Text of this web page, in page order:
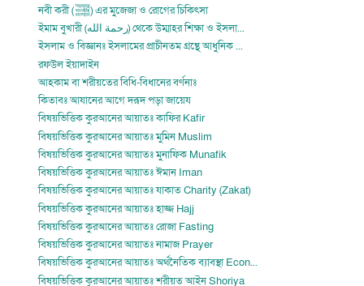
নবী করী (ﷺ) এর মুজেজা ও রোগের চিকিৎসা
ইমাম বুখারী (رحمة الله) থেকে উম্মাহর শিক্ষা ও ইসলা...
ইসলাম ও বিজ্ঞানঃ ইসলামের প্রাচীনতম গ্রন্থে আধুনিক ...
রফউল ইয়াদাইন
আহকাম বা শরীয়তের বিধি-বিধানের বর্ণনাঃ
কিতাবঃ আযানের আগে দরূদ পড়া জায়েয
বিষয়ভিত্তিক কুরআনের আয়াতঃ কাফির Kafir
বিষয়ভিত্তিক কুরআনের আয়াতঃ মুমিন Muslim
বিষয়ভিত্তিক কুরআনের আয়াতঃ মুনাফিক Munafik
বিষয়ভিত্তিক কুরআনের আয়াতঃ ঈমান Iman
বিষয়ভিত্তিক কুরআনের আয়াতঃ যাকাত Charity (Zakat)
বিষয়ভিত্তিক কুরআনের আয়াতঃ হাজ্জ Hajj
বিষয়ভিত্তিক কুরআনের আয়াতঃ রোজা Fasting
বিষয়ভিত্তিক কুরআনের আয়াতঃ নামাজ Prayer
বিষয়ভিত্তিক কুরআনের আয়াতঃ অর্থনৈতিক ব্যাবস্থা Econ...
বিষয়ভিত্তিক কুরআনের আয়াতঃ শরীয়ত আইন Shoriya